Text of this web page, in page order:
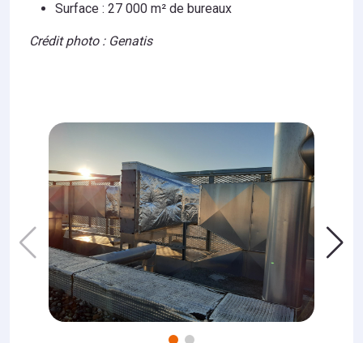
Surface : 27 000 m² de bureaux
Crédit photo : Genatis